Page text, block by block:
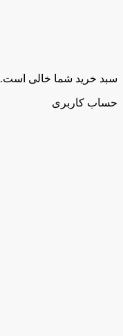
سبد خرید شما خالی است.
حساب کاربری